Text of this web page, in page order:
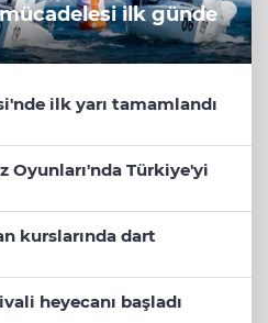
ilk günde
ilk yarı tamamlandı
Oyunları'nda Türkiye'yi
kurslarında dart
heyecanı başladı